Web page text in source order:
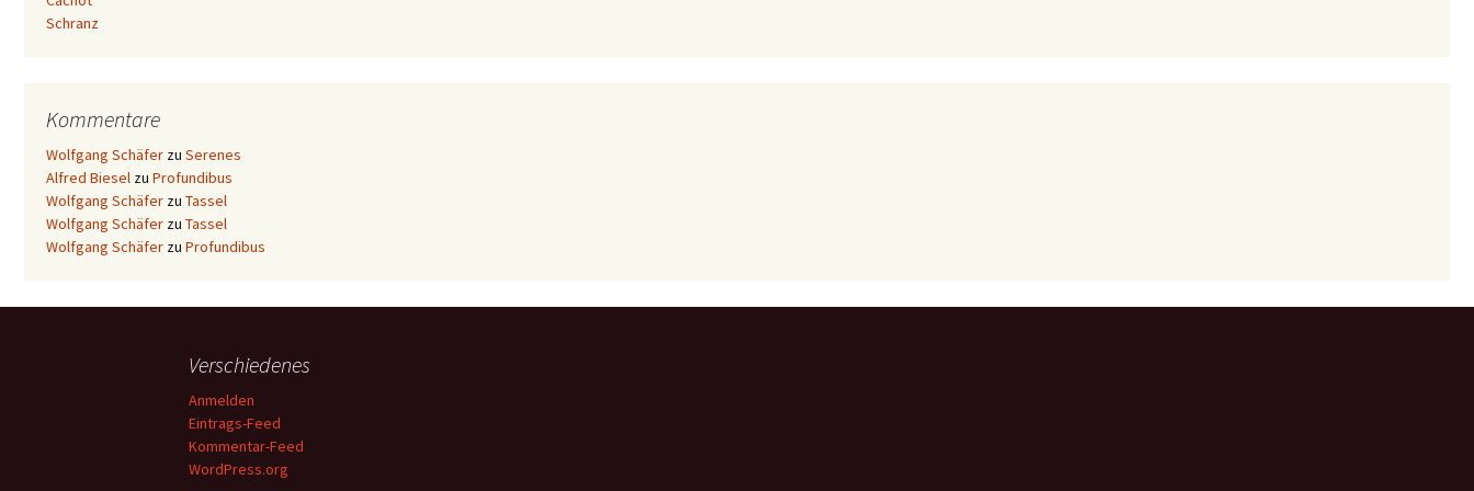
Schranz
Kommentare
Wolfgang Schäfer zu Serenes
Alfred Biesel zu Profundibus
Wolfgang Schäfer zu Tassel
Wolfgang Schäfer zu Tassel
Wolfgang Schäfer zu Profundibus
Verschiedenes
Anmelden
Eintrags-Feed
Kommentar-Feed
WordPress.org